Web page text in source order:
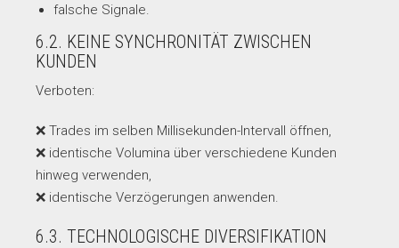
falsche Signale.
6.2. KEINE SYNCHRONITÄT ZWISCHEN
KUNDEN
Verboten:
❌ Trades im selben Millisekunden-Intervall öffnen,
❌ identische Volumina über verschiedene Kunden
hinweg verwenden,
❌ identische Verzögerungen anwenden.
6.3. TECHNOLOGISCHE DIVERSIFIKATION